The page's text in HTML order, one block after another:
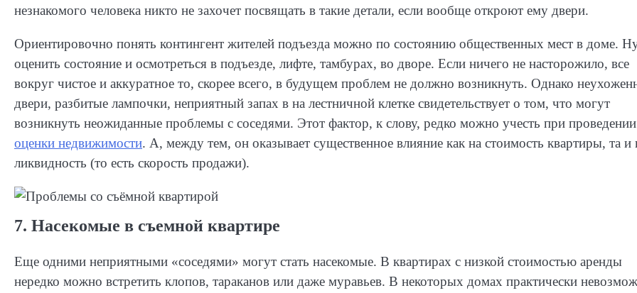
незнакомого человека никто не захочет посвящать в такие детали, если вообще откроют ему двери.
Ориентировочно понять контингент жителей подъезда можно по состоянию общественных мест в доме.
оценить состояние и осмотреться в подъезде, лифте, тамбурах, во дворе. Если ничего не насторожило, все
вокруг чистое и аккуратное то, скорее всего, в будущем проблем не должно возникнуть. Однако
двери, разбитые лампочки, неприятный запах в на лестничной клетке свидетельствует о том, что могут
возникнуть неожиданные проблемы с соседями. Этот фактор, к слову, редко можно учесть при проведении
оценки недвижимости. А, между тем, он оказывает существенное влияние как на стоимость квартиры, та и
ликвидность (то есть скорость продажи).
7. Насекомые в съемной квартире
Еще одними неприятными «‎соседями» могут стать насекомые. В квартирах с низкой стоимостью аренды
нередко можно встретить клопов, тараканов или даже муравьев. В некоторых домах практически